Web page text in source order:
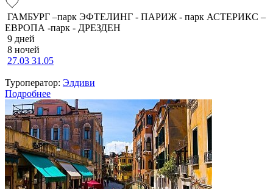
ГАМБУРГ –парк ЭФТЕЛИНГ - ПАРИЖ - парк АСТЕРИКС –
ЕВРОПА -парк - ДРЕЗДЕН
9 дней
8 ночей
27.03 31.05
Туроператор: Элдиви
Подробнее